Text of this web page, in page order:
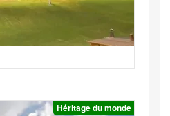
Héritage du monde